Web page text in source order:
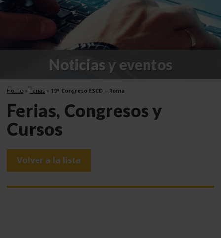
Noticias y eventos
Home » Ferias » 19° Congreso ESCD – Roma
Ferias, Congresos y
Cursos
Volver a la lista